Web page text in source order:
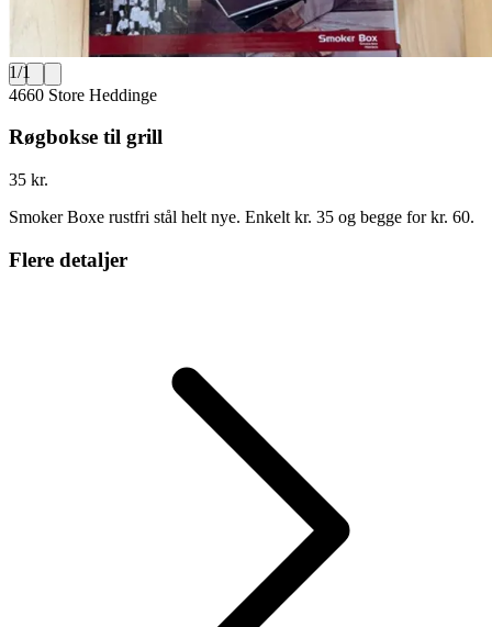
1/1
4660 Store Heddinge
Røgbokse til grill
35 kr.
Smoker Boxe rustfri stål helt nye. Enkelt kr. 35 og begge for kr. 60.
Flere detaljer